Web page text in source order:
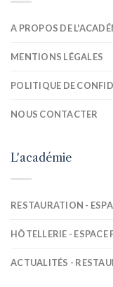
A PROPOS DE
MENTIONS LÉGALES
POLITIQUE DE
NOUS CONTACTER
L'académie
RESTAURATION -
HÔTELLERIE -
ACTUALITÉS -